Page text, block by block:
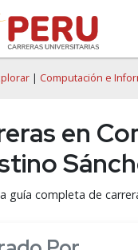
| Computación e
en
guía completa de